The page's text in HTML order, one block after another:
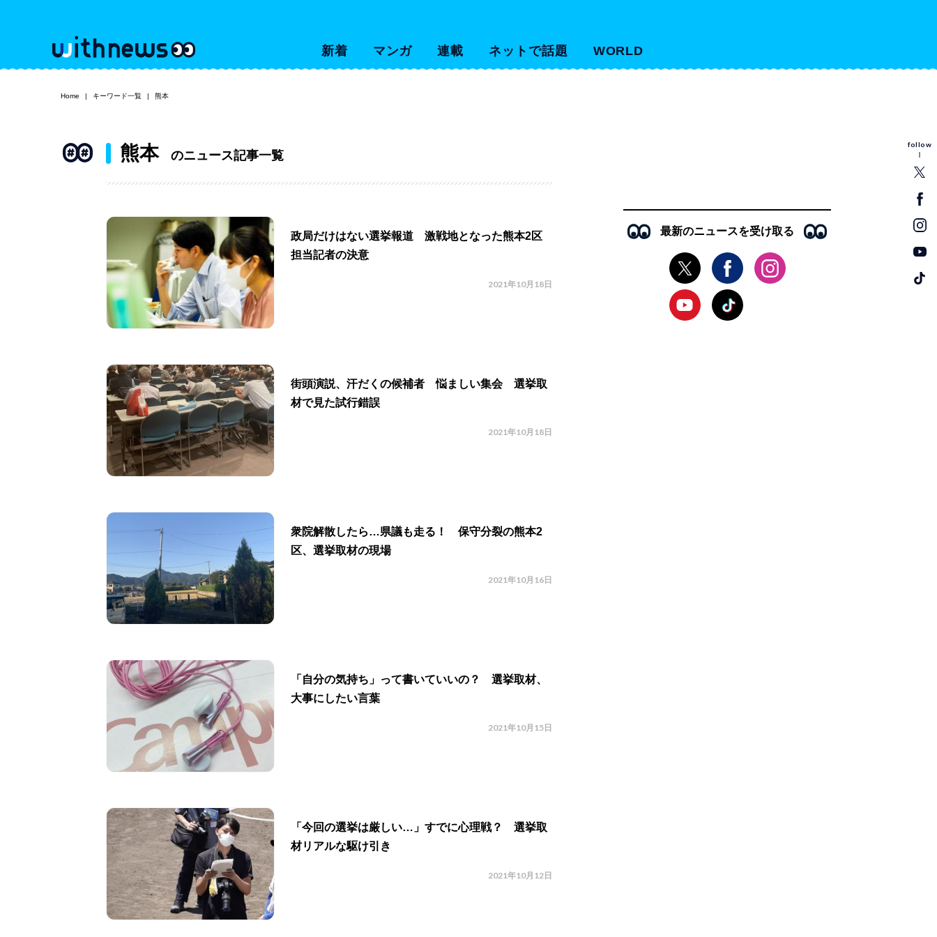
新着 マンガ 連載 ネットで話題 WORLD
follow
Home キーワード一覧 熊本
熊本 のニュース記事一覧
政局だけはない選挙報道 激戦地となった熊本2区
担当記者の決意
2021年10月18日
街頭演説、汗だくの候補者 悩ましい集会 選挙取
材で見た試行錯誤
2021年10月18日
衆院解散したら…県議も走る！ 保守分裂の熊本2
区、選挙取材の現場
2021年10月16日
「自分の気持ち」って書いていいの？ 選挙取材、
大事にしたい言葉
2021年10月15日
「今回の選挙は厳しい…」すでに心理戦？ 選挙取
材リアルな駆け引き
2021年10月12日
最新のニュースを受け取る